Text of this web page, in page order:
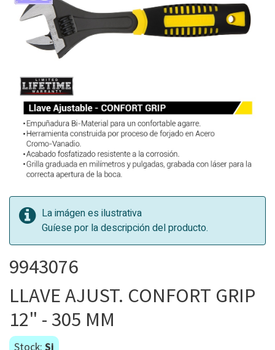
La imágen es ilustrativa
Guíese por la descripción del producto.
9943076
LLAVE AJUST. CONFORT GRIP
12" - 305 MM
Stock: Si